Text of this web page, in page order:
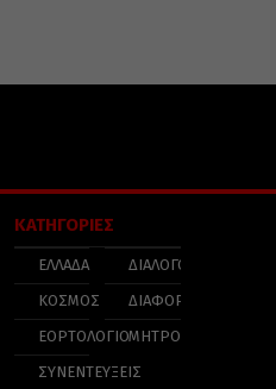
ΚΑΤΗΓΟΡΙΕΣ
ΕΛΛΑΔΑ
ΚΟΣΜΟΣ
ΕΟΡΤΟΛΟΓΙΟ
ΣΥΝΕΝΤΕΥΞΕΙΣ
ΔΙΑΛΟΓΟΣ
ΔΙΑΦΟΡΑ
ΜΗΤΡΟΠΟΛΕΙΣ